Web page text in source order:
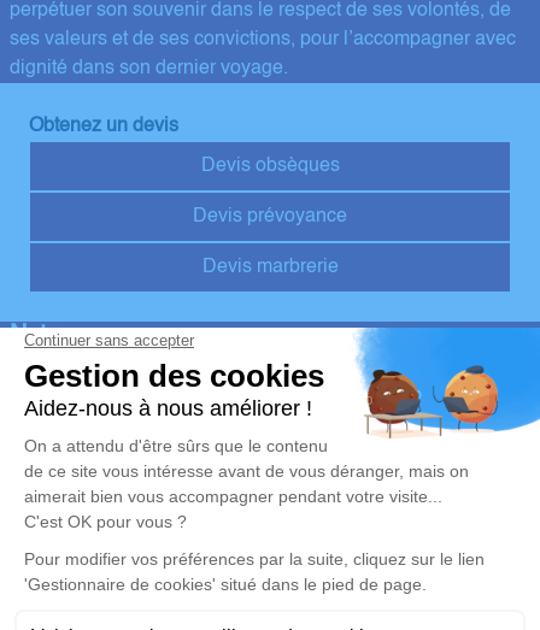
perpétuer son souvenir dans le respect de ses volontés, de
ses valeurs et de ses convictions, pour l’accompagner avec
dignité dans son dernier voyage.
Obtenez un devis
Devis obsèques
Devis prévoyance
Devis marbrerie
Notre agence
Pompes Funèbres Hervé
02 55 60 50 00
1 Rue Pierre Fontaine - 37330 - Couesmes
4.7/5 - 10 avis
Nos Services
Monuments funéraires v1
Demande de rendez-vous en